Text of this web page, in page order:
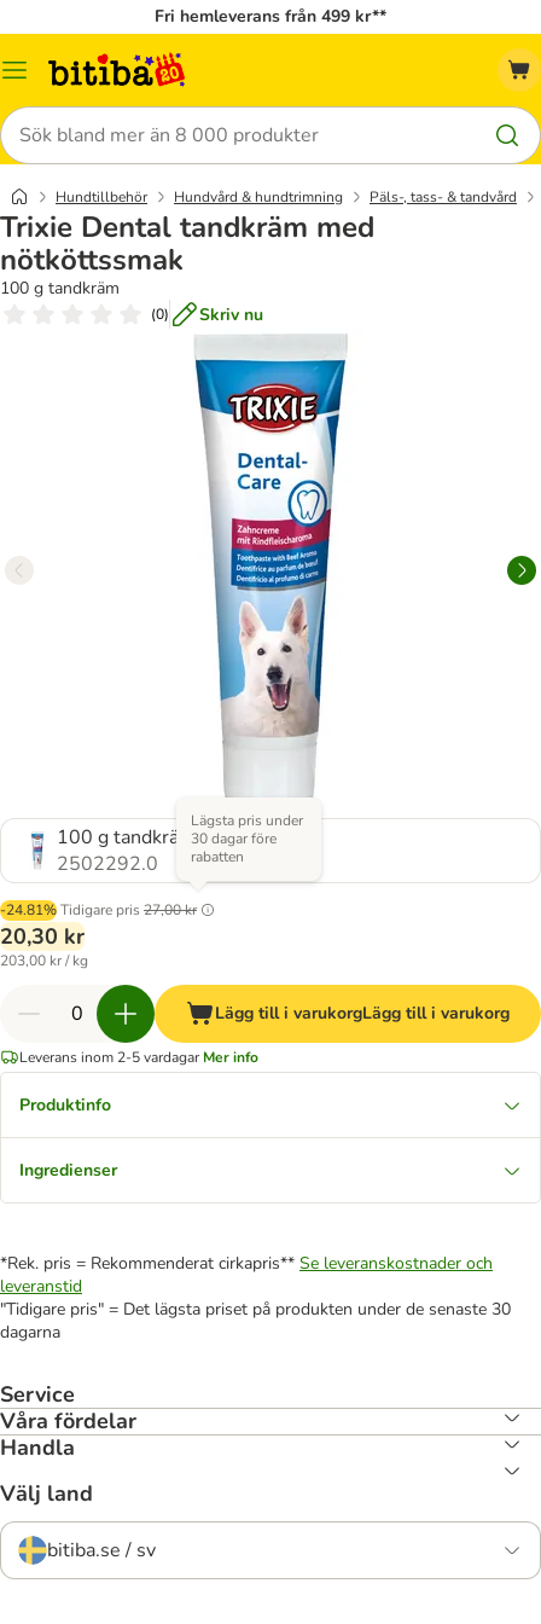
Fri hemleverans från 499 kr**
Meny
Sök
Hundtillbehör Hundvård & hundtrimning Päls-, tass- & tandvård
Trixie Dental tandkräm med
nötköttssmak
100 g tandkräm
(0) Skriv nu
100 g tandkräm
2502292.0
-24.81%Tidigare pris 27,00 kr
Lägsta pris under
30 dagar före
rabatten
20,30 kr
203,00 kr / kg
Lägg till i varukorgLägg till i varukorg
Leverans inom 2-5 vardagar Mer info
Produktinfo
Ingredienser
*Rek. pris = Rekommenderat cirkapris** Se leveranskostnader och
leveranstid
"Tidigare pris" = Det lägsta priset på produkten under de senaste 30
dagarna
Service
Våra fördelar
Handla
Välj land
bitiba.se / sv